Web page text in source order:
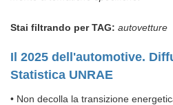
Stai filtrando per TAG: autovetture
Il 2025 dell'automotive.
Statistica UNRAE
• Non decolla la transizione